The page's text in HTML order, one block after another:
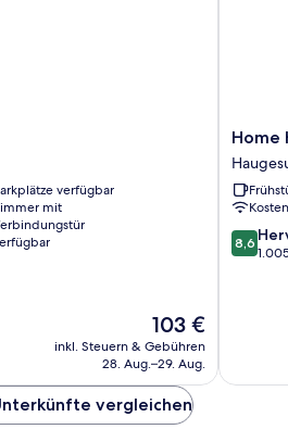
verfügbar
mit
Der
Preis
beträgt
103 €
inkl. Steuern & Gebühren
28. Aug.–29. Aug.
Home
Hotel
Amanda
Home
8.6
von
8,6
vergleichen